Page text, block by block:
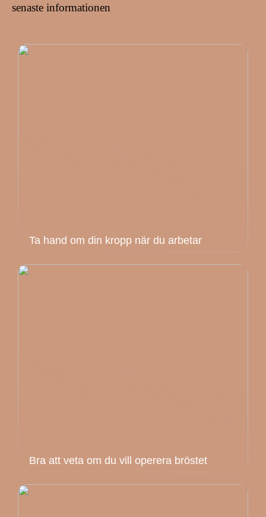
senaste informationen
Ta hand om din kropp när du arbetar
Bra att veta om du vill operera bröstet